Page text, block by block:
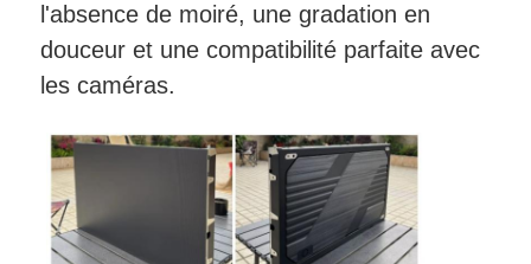
l'absence de moiré, une gradation en
douceur et une compatibilité parfaite avec
les caméras.